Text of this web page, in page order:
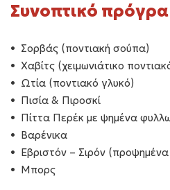
Συνοπτικό
Σορβάς (ποντιακή σούπα)
Χαβίτς (χειμωνιάτικο
Ωτία (ποντιακό γλυκό)
Πισία & Πιροσκί
Πίττα Περέκ με ψημένα
Βαρένικα
Εβριστόν – Σιρόν (προψημένα
Μπορς